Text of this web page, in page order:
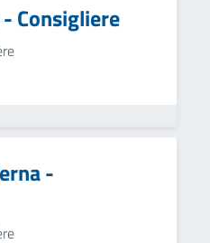
Consigliere
-